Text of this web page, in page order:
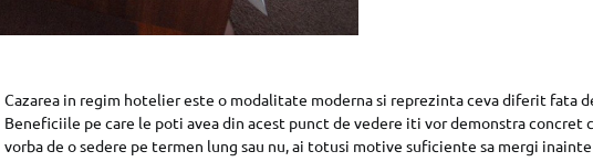
Cazarea in regim hotelier este o modalitate moderna si reprezinta ceva diferit fata
Beneficiile pe care le poti avea din acest punct de vedere iti vor demonstra concret
vorba de o sedere pe termen lung sau nu, ai totusi motive suficiente sa mergi